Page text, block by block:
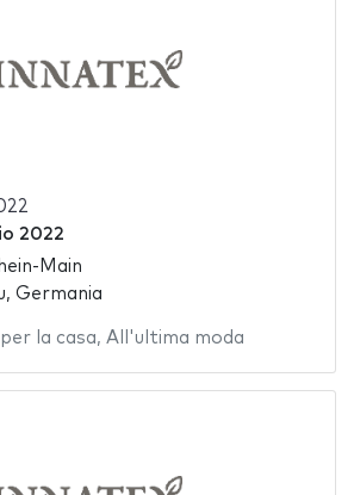
2022
Main
Germania
per la casa, All'ultima moda